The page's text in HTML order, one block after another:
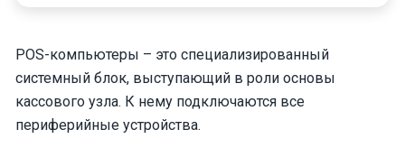
POS-компьютеры – это специализированный
системный блок, выступающий в роли основы
кассового узла. К нему подключаются все
периферийные устройства.